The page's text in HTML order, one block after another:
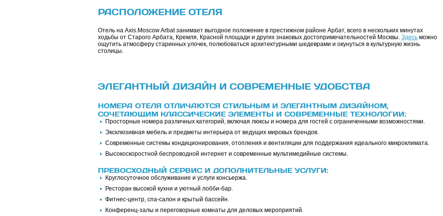
РАСПОЛОЖЕНИЕ ОТЕЛЯ
Отель на Axis.Moscow Arbat занимает выгодное положение в престижном районе Арбат, всего в нескольких минутах
ходьбы от Старого Арбата, Кремля, Красной площади и других знаковых достопримечательностей Москвы. Здесьможно
ощутить атмосферу старинных улочек, полюбоваться архитектурными шедеврами и окунуться в культурную жизнь
столицы.
ЭЛЕГАНТНЫЙ ДИЗАЙН И СОВРЕМЕННЫЕ УДОБСТВА
НОМЕРА ОТЕЛЯ ОТЛИЧАЮТСЯ СТИЛЬНЫМ И ЭЛЕГАНТНЫМ ДИЗАЙНОМ,
СОЧЕТАЮЩИМ КЛАССИЧЕСКИЕ ЭЛЕМЕНТЫ И СОВРЕМЕННЫЕ ТЕХНОЛОГИИ:
Просторные номера различных категорий, включая люксы и номера для гостей с ограниченными возможностями.
Эксклюзивная мебель и предметы интерьера от ведущих мировых брендов.
Современные системы кондиционирования, отопления и вентиляции для поддержания идеального микроклимата.
Высокоскоростной беспроводной интернет и современные мультимедийные системы.
ПРЕВОСХОДНЫЙ СЕРВИС И ДОПОЛНИТЕЛЬНЫЕ УСЛУГИ:
Круглосуточное обслуживание и услуги консьержа.
Ресторан высокой кухни и уютный лобби-бар.
Фитнес-центр, спа-салон и крытый бассейн.
Конференц-залы и переговорные комнаты для деловых мероприятий.